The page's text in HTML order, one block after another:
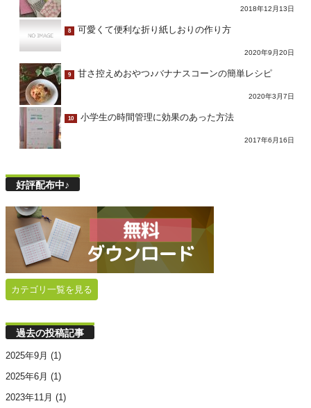
2018年12月13日
8 可愛くて便利な折り紙しおりの作り方
2020年9月20日
9 甘さ控えめおやつ♪バナナスコーンの簡単レシピ
2020年3月7日
10 小学生の時間管理に効果のあった方法
2017年6月16日
好評配布中♪
カテゴリ一覧を見る
過去の投稿記事
2025年9月 (1)
2025年6月 (1)
2023年11月 (1)